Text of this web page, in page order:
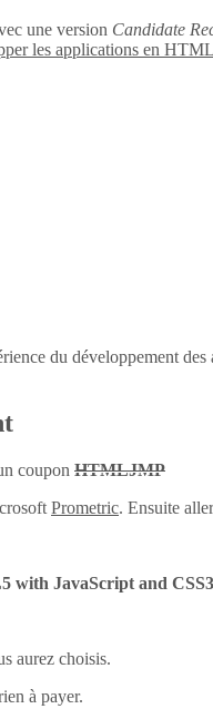
une version Candidate
les applications en
du développement
coupon HTMLJMP
Prometric. Ensuite
with JavaScript and CSS3
aurez choisis.
à payer.